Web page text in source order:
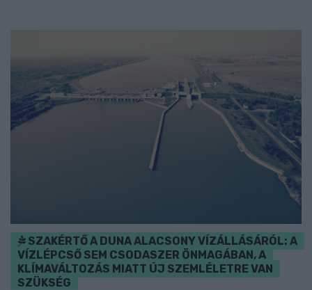
SZAKÉRTŐ A DUNA ALACSONY VÍZÁLLÁSÁRÓL: A
VÍZLÉPCSŐ SEM CSODASZER ÖNMAGÁBAN, A
KLÍMAVÁLTOZÁS MIATT ÚJ SZEMLÉLETRE VAN
SZÜKSÉG